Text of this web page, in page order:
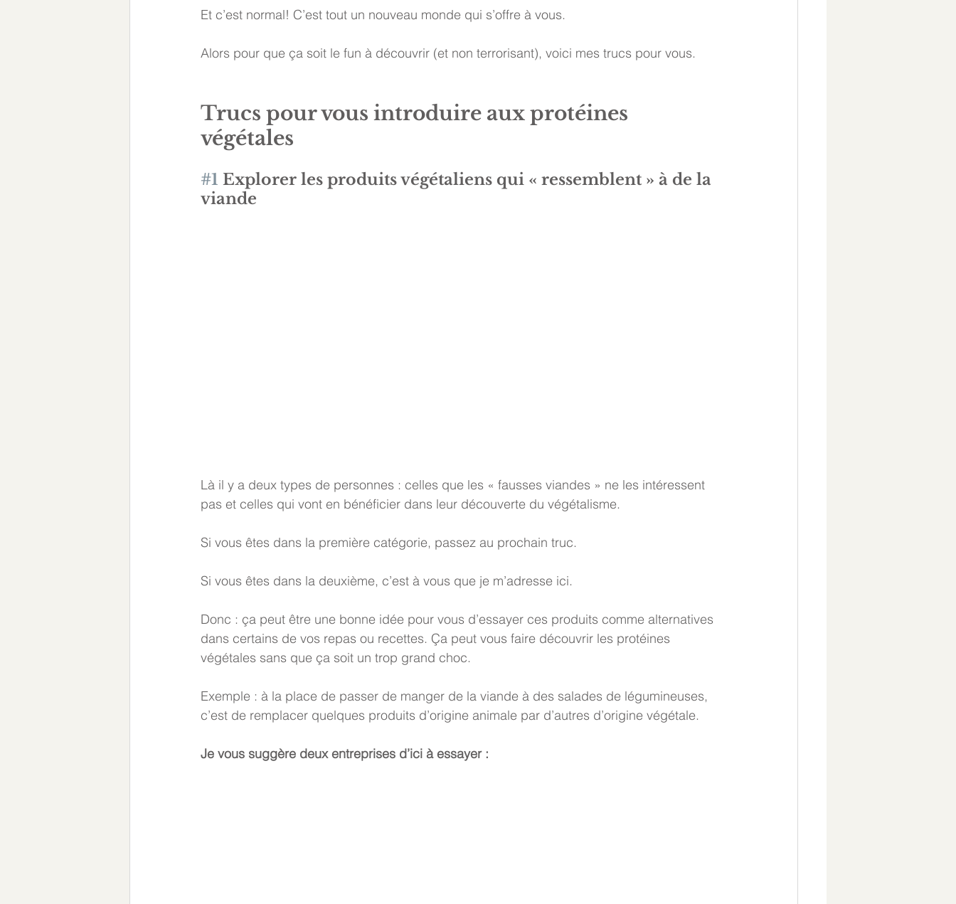
Et c’est normal! C’est tout un nouveau monde qui s’offre à vous.
Alors pour que ça soit le fun à découvrir (et non terrorisant), voici mes trucs pour vous.
Trucs pour vous introduire aux protéines
végétales
#1 Explorer les produits végétaliens qui « ressemblent » à de la
viande
Là il y a deux types de personnes : celles que les « fausses viandes » ne les intéressent
pas et celles qui vont en bénéficier dans leur découverte du végétalisme.
Si vous êtes dans la première catégorie, passez au prochain truc.
Si vous êtes dans la deuxième, c’est à vous que je m’adresse ici.
Donc : ça peut être une bonne idée pour vous d’essayer ces produits comme alternatives
dans certains de vos repas ou recettes. Ça peut vous faire découvrir les protéines
végétales sans que ça soit un trop grand choc.
Exemple : à la place de passer de manger de la viande à des salades de légumineuses,
c’est de remplacer quelques produits d’origine animale par d’autres d’origine végétale.
Je vous suggère deux entreprises d’ici à essayer :